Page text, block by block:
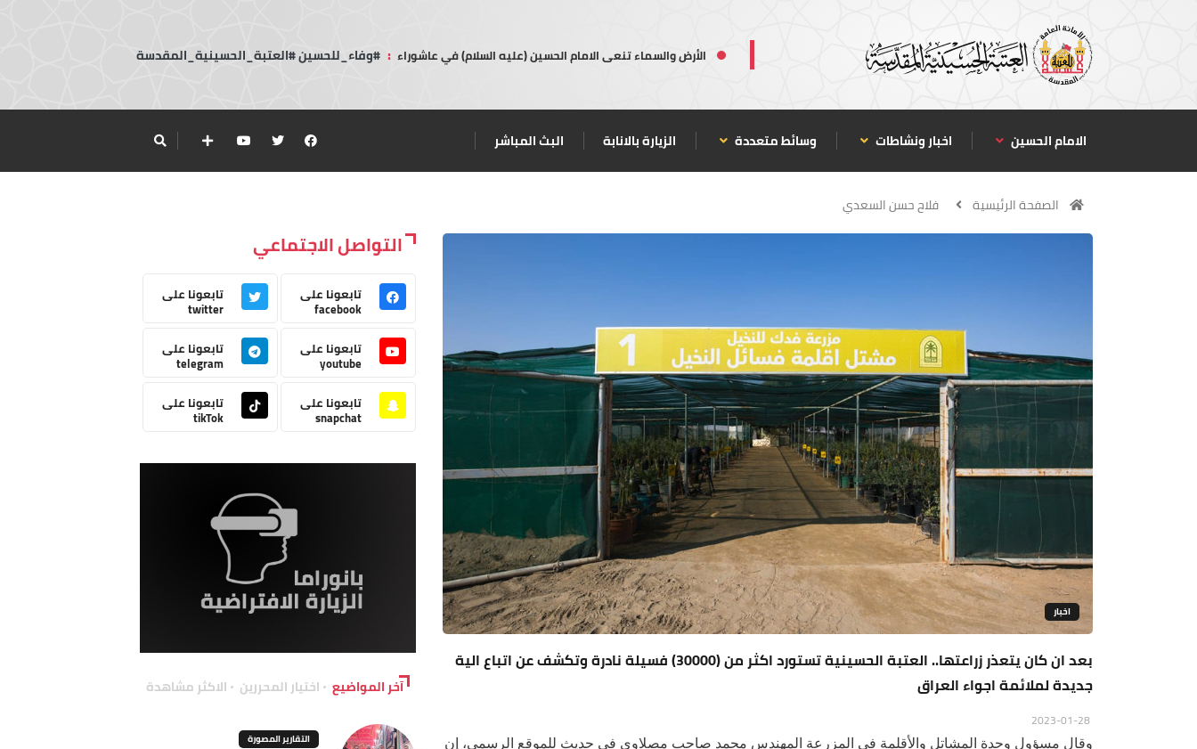
الأرض والسماء تنعى الامام الحسين (عليه السلام) في عاشوراء : #وفاء_للحسين #العتبة_الحسينية_المقدسة
الامام الحسين اخبار ونشاطات وسائط متعددة الزيارة بالانابة البث المباشر
الصفحة الرئيسية فلاح حسن السعدي
اخبار
بعد ان كان يتعذر زراعتها.. العتبة الحسينية تستورد اكثر من (30000) فسيلة نادرة وتكشف عن اتباع الية
جديدة لملائمة اجواء العراق
وقال مسؤول وحدة المشاتل والأقلمة في المزرعة المهندس محمد صاحب مصلاوي في حديث للموقع الرسمي، إن
التواصل الاجتماعي
تابعونا على
facebook
تابعونا على
twitter
تابعونا على
youtube
تابعونا على
telegram
تابعونا على
snapchat
تابعونا على
tikTok
آخر المواضيع اختيار المحررين الاكثر مشاهدة
التقارير المصورة